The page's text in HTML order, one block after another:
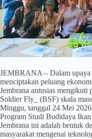
JEMBRANA – Dalam upaya
menciptakan peluang
Jembrana antusias
Soldier Fly_ (BSF) skala
Minggu, tanggal 24 Mei
Program Studi Budidaya
Jembrana ini adalah bentuk
masyarakat mengenai